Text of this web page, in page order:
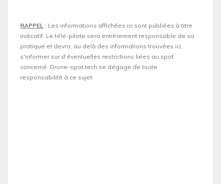
RAPPEL : Les informations affichées ici sont publiées à titre
indicatif. Le télé-pilote sera entièrement responsable de sa
pratique et devra, au delà des informations trouvées ici,
s'informer sur d’éventuelles restrictions liées au spot
concerné. Drone-spot.tech se dégage de toute
responsabilité à ce sujet.